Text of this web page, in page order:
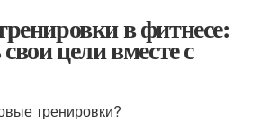
в фитнесе:
цели вместе с
тренировки?